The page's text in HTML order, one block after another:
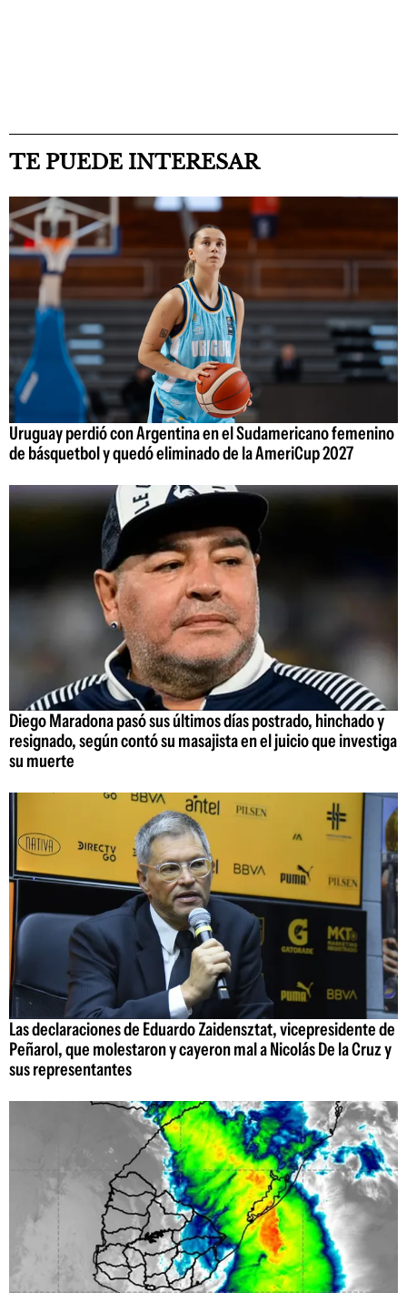
TE PUEDE INTERESAR
Uruguay perdió con Argentina en el Sudamericano femenino
de básquetbol y quedó eliminado de la AmeriCup 2027
Diego Maradona pasó sus últimos días postrado, hinchado y
resignado, según contó su masajista en el juicio que investiga
su muerte
Las declaraciones de Eduardo Zaidensztat, vicepresidente de
Peñarol, que molestaron y cayeron mal a Nicolás De la Cruz y
sus representantes